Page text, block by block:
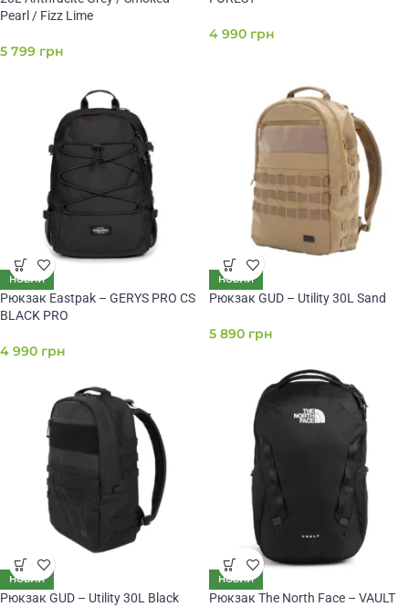
Pearl / Fizz Lime
5 799 грн
4 990 грн
НОВИЙ
Рюкзак Eastpak – GERYS PRO CS
BLACK PRO
4 990 грн
НОВИЙ
Рюкзак GUD – Utility 30L Sand
5 890 грн
НОВИЙ
Рюкзак GUD – Utility 30L Black
НОВИЙ
Рюкзак The North Face – VAULT